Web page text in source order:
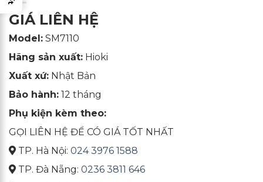
GIÁ LIÊN HỆ
Model: SM7110
Hãng sản xuất: Hioki
Xuất xứ: Nhật Bản
Bảo hành: 12 tháng
Phụ kiện kèm theo:
GỌI LIÊN HỆ ĐỂ CÓ GIÁ TỐT NHẤT
TP. Hà Nội: 024 3976 1588
TP. Đà Nẵng: 0236 3811 646